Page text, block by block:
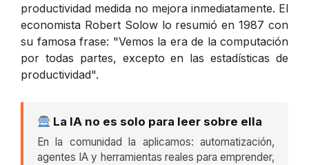
productividad medida no mejora inmediatamente. El
economista Robert Solow lo resumió en 1987 con
su famosa frase: "Vemos la era de la computación
por todas partes, excepto en las estadísticas de
productividad".
La IA no es solo para leer sobre ella
En la comunidad la aplicamos: automatización,
agentes IA y herramientas reales para emprender,